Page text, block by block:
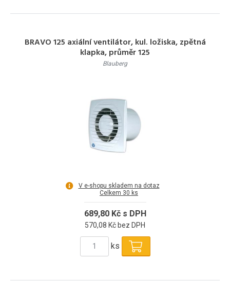
BRAVO 125 axiální ventilátor, kul. ložiska, zpětná
klapka, průměr 125
Blauberg
V e-shopu skladem na dotaz
Celkem 30 ks
689,80 Kč s DPH
570,08 Kč bez DPH
ks